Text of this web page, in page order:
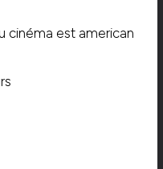
cinéma est american